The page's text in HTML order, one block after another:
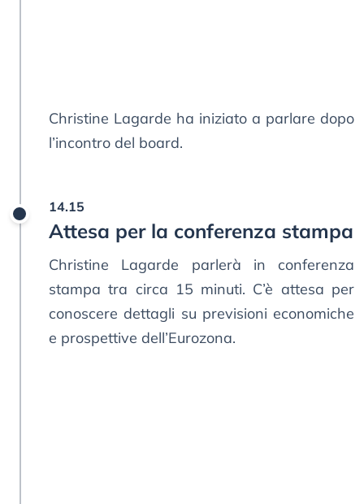
Christine Lagarde ha iniziato a parlare dopo
l’incontro del board.
14.15
Attesa per la conferenza stampa
Christine Lagarde parlerà in conferenza
stampa tra circa 15 minuti. C’è attesa per
conoscere dettagli su previsioni economiche
e prospettive dell’Eurozona.